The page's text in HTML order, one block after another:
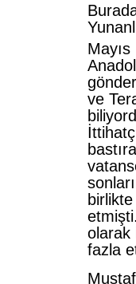
Mayıs
ve
olarak
fazla